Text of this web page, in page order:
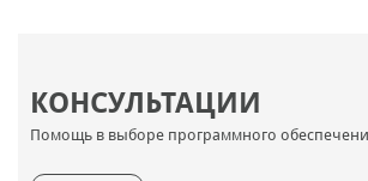
КОНСУЛЬТАЦИИ
Помощь в выборе программного